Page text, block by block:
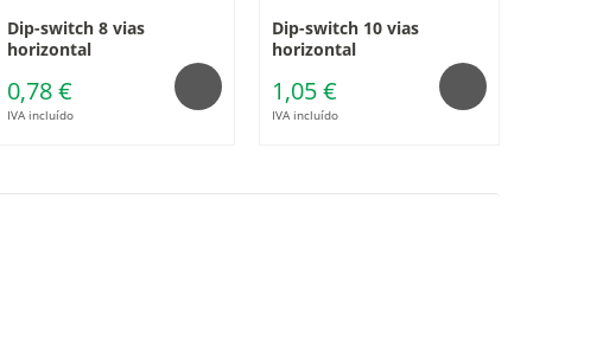
Dip-switch 8 vias
horizontal
0,78 €
IVA incluído
Dip-switch 10 vias
horizontal
1,05 €
IVA incluído